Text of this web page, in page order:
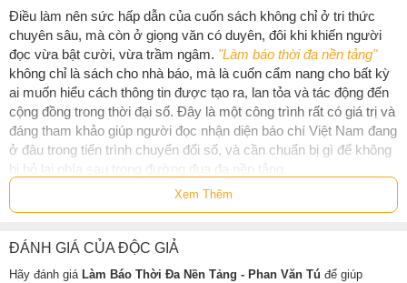
Điều làm nên sức hấp dẫn của cuốn sách không chỉ ở tri thức
chuyên sâu, mà còn ở giọng văn có duyên, đôi khi khiến người
đọc vừa bật cười, vừa trầm ngâm. "Làm báo thời đa nền tảng"
không chỉ là sách cho nhà báo, mà là cuốn cẩm nang cho bất kỳ
ai muốn hiểu cách thông tin được tạo ra, lan tỏa và tác động đến
cộng đồng trong thời đại số. Đây là một công trình rất có giá trị và
đáng tham khảo giúp người đọc nhận diện báo chí Việt Nam đang
ở đâu trong tiến trình chuyển đổi số, và cần chuẩn bị gì để không
bị bỏ lại phía sau trong đường đua đa nền tảng.
SáchLàm Báo Thời Đa Nền Tảng - Phan Văn Túcủa tác giảPhan
miễn phí và Gian hàng NetaBooks tại Tiki với ưu đãi Bao sách miễn
phí và tặng Bookmark
Xem Thêm
ĐÁNH GIÁ CỦA ĐỘC GIẢ
Hãy đánh giá Làm Báo Thời Đa Nền Tảng - Phan Văn Tú để giúp